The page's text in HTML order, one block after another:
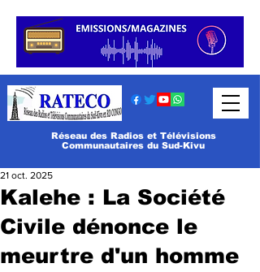
Réseau des Radios et Télévisions
Communautaires du Sud-Kivu
Kalehe : La Société
Civile dénonce le
meurtre d'un homme
21 oct. 2025